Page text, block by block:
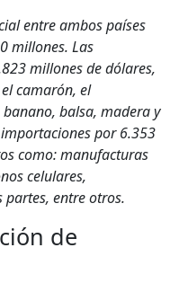
entre ambos países
millones. Las
millones de dólares,
camarón, el
balsa, madera y
por 6.353
como: manufacturas
celulares,
entre otros.
de